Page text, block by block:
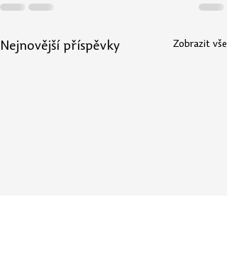
Nejnovější příspěvky Zobrazit vše